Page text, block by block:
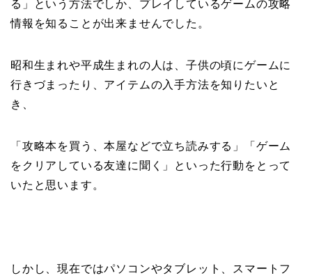
る」という方法でしか、プレイしているゲームの攻略
情報を知ることが出来ませんでした。
昭和生まれや平成生まれの人は、子供の頃にゲームに
行きづまったり、アイテムの入手方法を知りたいと
き、
「攻略本を買う、本屋などで立ち読みする」「ゲーム
をクリアしている友達に聞く」といった行動をとって
いたと思います。
しかし、現在ではパソコンやタブレット、スマートフ